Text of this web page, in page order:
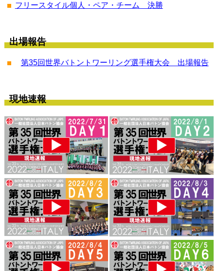
フリースタイル個人・ペア・チーム 決勝
出場報告
第35回世界バトントワーリング選手権大会 出場報告
現地速報